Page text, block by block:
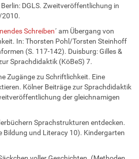
DGLS. Zweitveröffentlichung in
2010.
Schreiben´ am Übergang von
In: Thorsten Pohl/Torsten Steinhoff
(S. 117-142). Duisburg: Gilles &
Sprachdidaktik (KöBeS) 7.
Zugänge zu Schriftlichkeit. Eine
Kölner Beiträge zur Sprachdidaktik
der gleichnamigen
Sprachstrukturen entdecken.
Bildung und Literacy 10). Kindergarten